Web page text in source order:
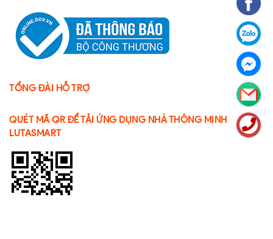
TỔNG ĐÀI HỖ TRỢ
QUÉT MÃ QR ĐỂ TẢI ỨNG DỤNG NHÀ THÔNG MINH
LUTASMART